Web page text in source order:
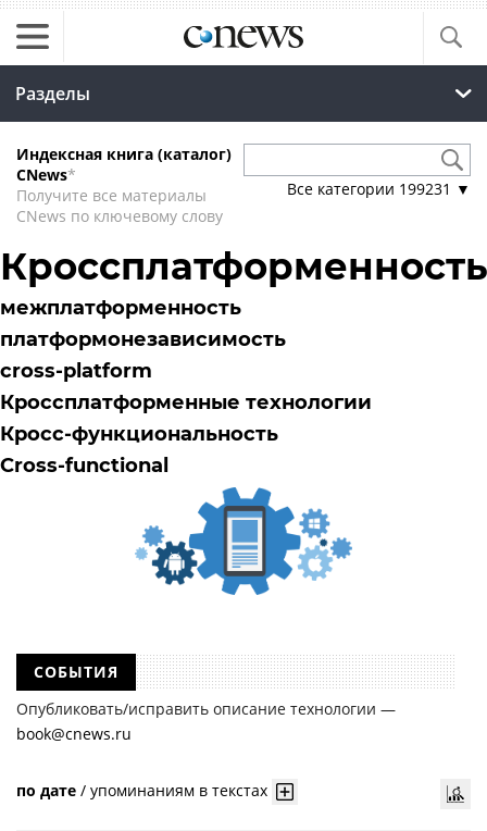
Разделы
Индексная книга (каталог)
CNews*
Получите все материалы
CNews по ключевому слову
Все категории 199231 ▼
Кроссплатформенность
межплатформенность
платформонезависимость
cross-platform
Кроссплатформенные технологии
Кросс-функциональность
Cross-functional
СОБЫТИЯ
Опубликовать/исправить описание технологии —
book@cnews.ru
по дате / упоминаниям в текстах